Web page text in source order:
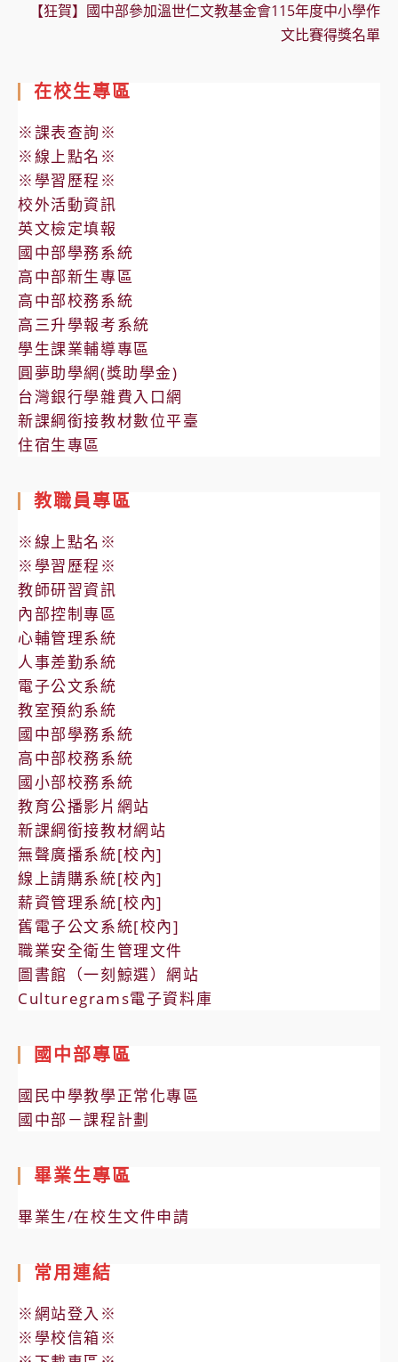
【狂賀】國中部參加溫世仁文教基金會115年度中小學作
文比賽得獎名單
在校生專區
※課表查詢※
※線上點名※
※學習歷程※
校外活動資訊
英文檢定填報
國中部學務系統
高中部新生專區
高中部校務系統
高三升學報考系統
學生課業輔導專區
圓夢助學網(獎助學金)
台灣銀行學雜費入口網
新課綱銜接教材數位平臺
住宿生專區
教職員專區
※線上點名※
※學習歷程※
教師研習資訊
內部控制專區
心輔管理系統
人事差勤系統
電子公文系統
教室預約系統
國中部學務系統
高中部校務系統
國小部校務系統
教育公播影片網站
新課綱銜接教材網站
無聲廣播系統[校內]
線上請購系統[校內]
薪資管理系統[校內]
舊電子公文系統[校內]
職業安全衛生管理文件
圖書館（一刻鯨選）網站
Culturegrams電子資料庫
國中部專區
國民中學教學正常化專區
國中部－課程計劃
畢業生專區
畢業生/在校生文件申請
常用連結
※網站登入※
※學校信箱※